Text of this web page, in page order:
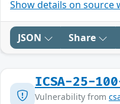
Show details on source
JSON Share
ICSA-25-
Vulnerability from